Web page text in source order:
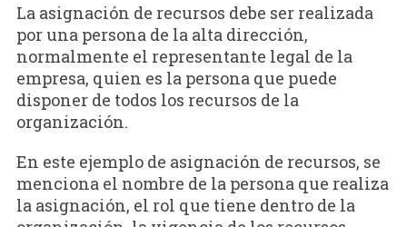
La asignación de recursos debe ser realizada
por una persona de la alta dirección,
normalmente el representante legal de la
empresa, quien es la persona que puede
disponer de todos los recursos de la
organización.
En este ejemplo de asignación de recursos, se
menciona el nombre de la persona que realiza
la asignación, el rol que tiene dentro de la